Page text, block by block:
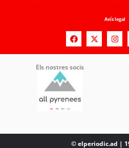
Avís legal
Els nostres socis
© elperiodic.ad |